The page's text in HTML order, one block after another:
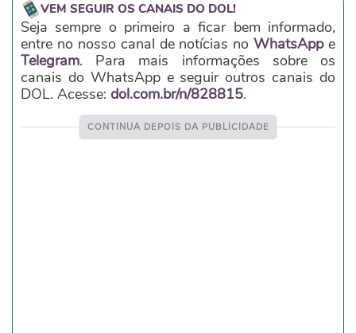
VEM SEGUIR OS CANAIS DO DOL!
Seja sempre o primeiro a ficar bem informado,
entre no nosso canal de notícias noWhatsAppe
Telegram. Para mais informações sobre os
canais do WhatsApp e seguir outros canais do
DOL. Acesse: dol.com.br/n/828815.